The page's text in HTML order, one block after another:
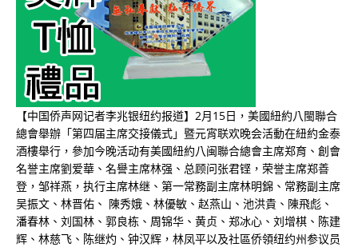
【中国侨声网记者李兆银纽约报道】2月15日，美國紐約八閩聯合
總會舉辦「第四届主席交接儀式」暨元宵联欢晚会活動在紐約金泰
酒樓舉行，參加今晚活动有美國紐約八闽聯合總會主席郑育、創會
名誉主席劉爱華、名譽主席林强、总顾问张君铿，荣誉主席郑善
登，邹祥燕，执行主席林继、第一常務副主席林明錦、常務副主席
吴振文、林晋佑、 陳秀娥、林優敏、赵燕山、池洪貴、陳飛彪、
潘春林、刘国林、郭良栋、周锦华、黄贞、郑冰心、刘增棋、陈建
辉、林慈飞、陈继灼、钟汉辉，林凤平以及社區侨領纽约州参议员